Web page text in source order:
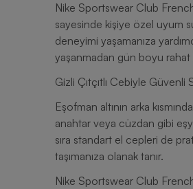
Nike Sportswear Club
sayesinde kişiye özel uyum
deneyimi yaşamanıza
yaşanmadan gün boyu rahat
Gizli Çıtçıtlı Cebiyle Güvenli
Eşofman altının arka
anahtar veya cüzdan gibi
sıra standart el cepleri de
taşımanıza olanak tanır.
Nike Sportswear Club